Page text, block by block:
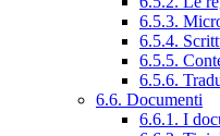
6.5.3.
6.5.4.
6.5.5.
6.5.6.
6.6. Documenti
6.6.1. I